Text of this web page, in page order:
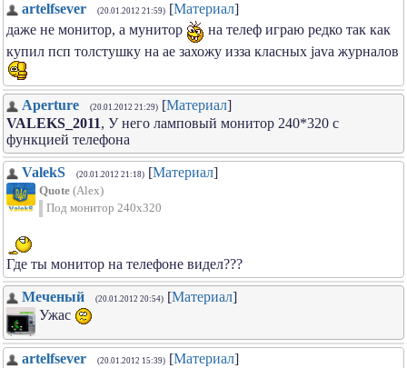
artelfsever (20.01.2012 21:59) [Материал]
даже не монитор, а мунитор
на телеф играю редко так как
купил псп толстушку на ае захожу изза класных java журналов
Aperture (20.01.2012 21:29) [Материал]
VALEKS_2011, У него ламповый монитор 240*320 с
функцией телефона
ValekS (20.01.2012 21:18) [Материал]
Quote (Alex)
Под монитор 240х320
Где ты монитор на телефоне видел???
Меченый (20.01.2012 20:54) [Материал]
Ужас
artelfsever (20.01.2012 15:39) [Материал]